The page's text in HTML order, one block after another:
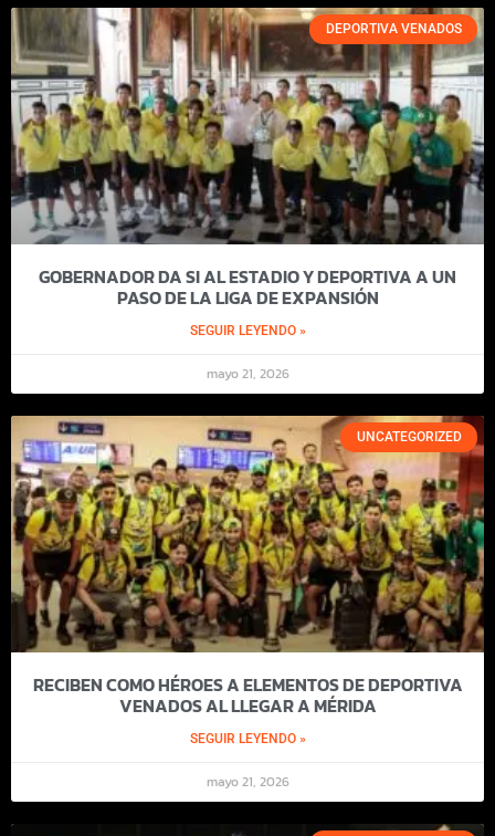
DEPORTIVA VENADOS
GOBERNADOR DA SI AL ESTADIO Y DEPORTIVA A UN
PASO DE LA LIGA DE EXPANSIÓN
SEGUIR LEYENDO »
mayo 21, 2026
UNCATEGORIZED
RECIBEN COMO HÉROES A ELEMENTOS DE DEPORTIVA
VENADOS AL LLEGAR A MÉRIDA
SEGUIR LEYENDO »
mayo 21, 2026